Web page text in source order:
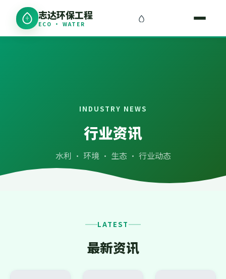
志达环保工程
ECO · WATER
INDUSTRY NEWS
行业资讯
水利 · 环境 · 生态 · 行业动态
LATEST
最新资讯